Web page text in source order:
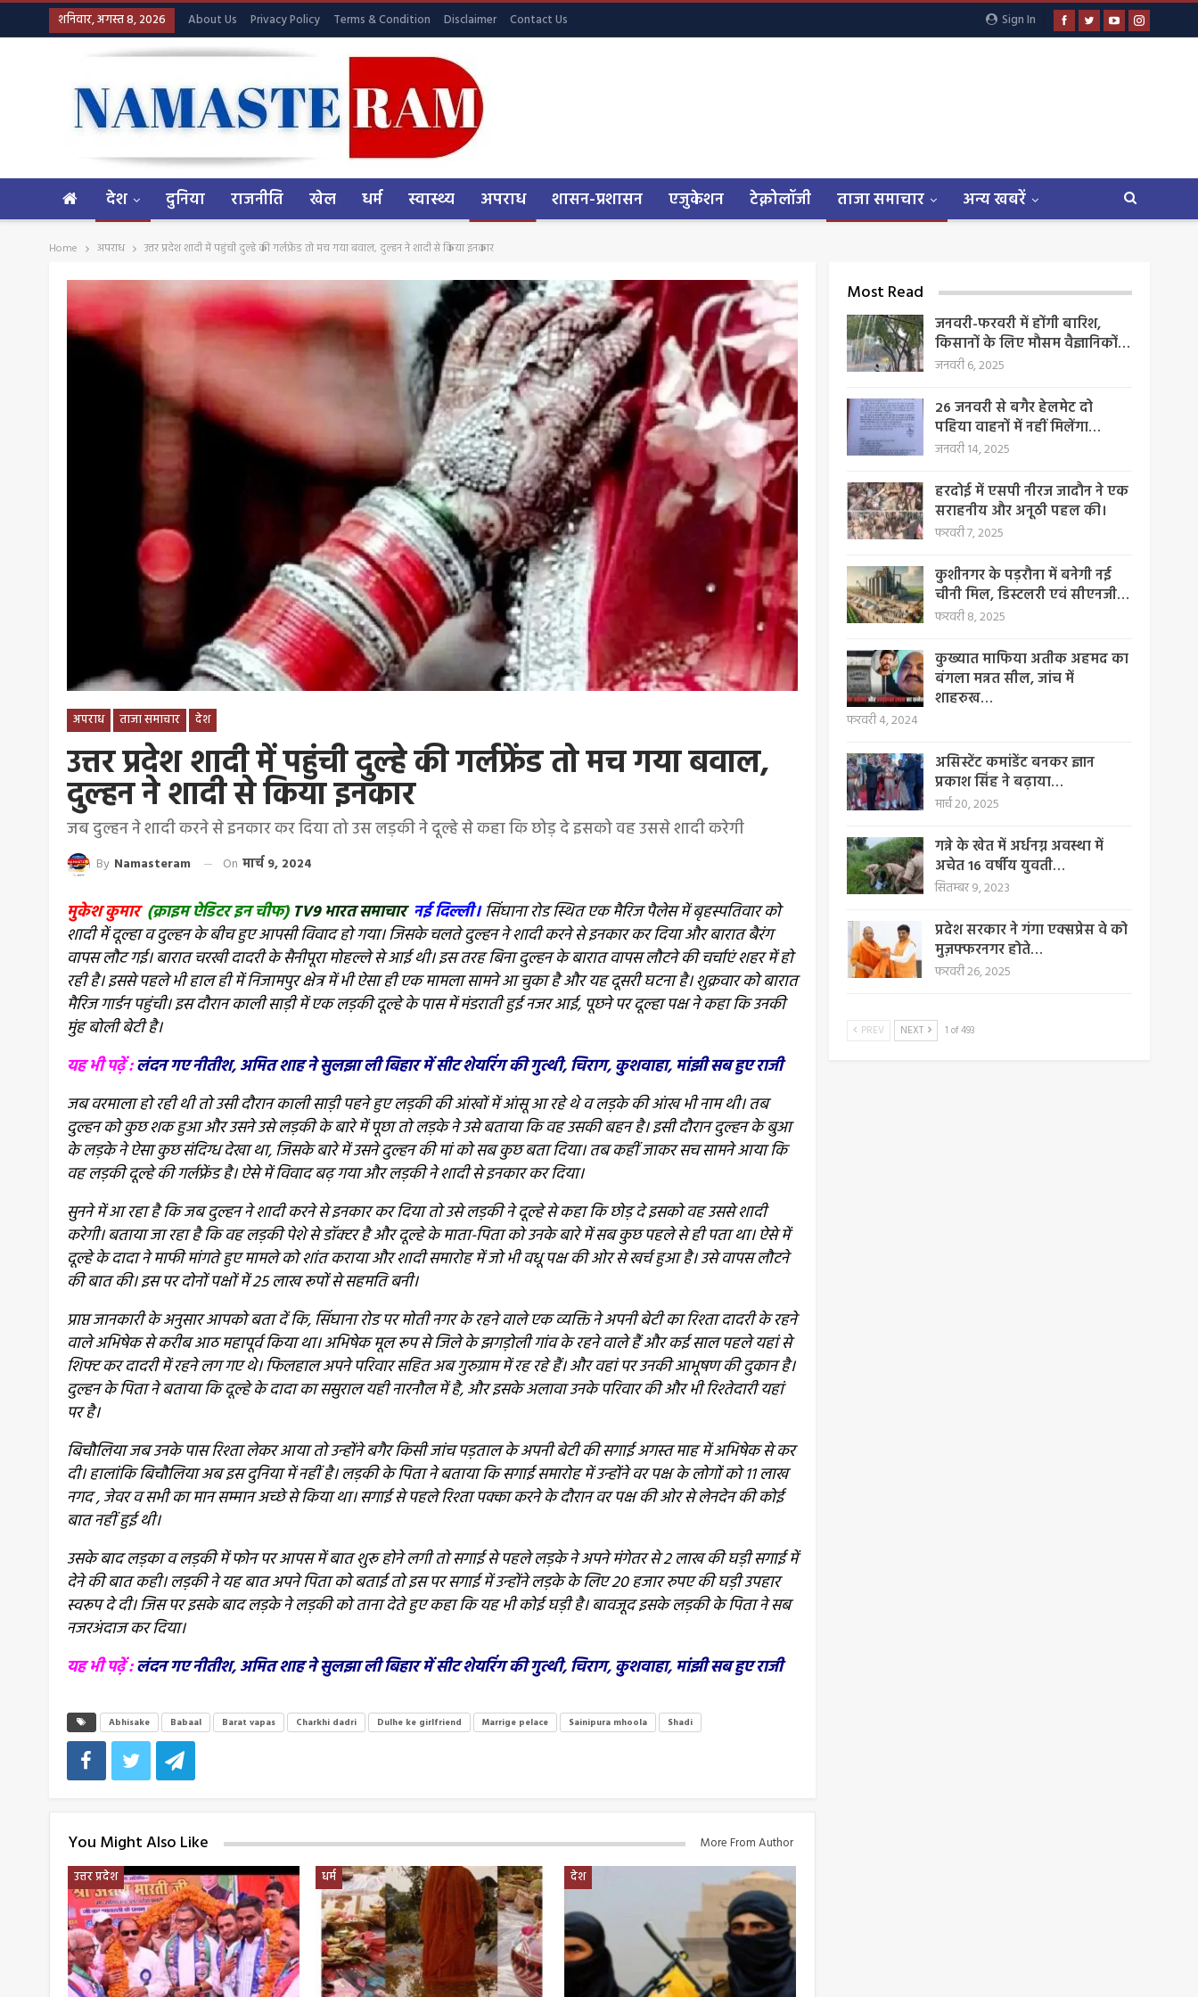
Sign In
शनिवार, अगस्त 8, 2026 About Us Privacy Policy Terms & Condition Disclaimer Contact Us
देश दुनिया राजनीति खेल धर्म स्वास्थ्य अपराध शासन-प्रशासन एजुकेशन टेक्नोलॉजी ताजा समाचार अन्य खबरें
Home अपराध उत्तर प्रदेश शादी में पहुंची दुल्हे की गर्लफ्रेंड तो मच गया बवाल, दुल्हन ने शादी से किया इनकार
अपराध ताजा समाचार देश
उत्तर प्रदेश शादी में पहुंची दुल्हे की गर्लफ्रेंड तो मच गया बवाल,
दुल्हन ने शादी से किया इनकार
जब दुल्हन ने शादी करने से इनकार कर दिया तो उस लड़की ने दूल्हे से कहा कि छोड़ दे इसको वह उससे शादी करेगी
By Namasteram On मार्च 9, 2024
मुकेश कुमार (क्राइम ऐडिटर इन चीफ) TV9 भारत समाचार नई दिल्ली।सिंघाना रोड स्थित एक मैरिज पैलेस में बृहस्पतिवार को
शादी में दूल्हा व दुल्हन के बीच हुए आपसी विवाद हो गया। जिसके चलते दुल्हन ने शादी करने से इनकार कर दिया और बारात बैरंग
वापस लौट गई। बारात चरखी दादरी के सैनीपूरा मोहल्ले से आई थी। इस तरह बिना दुल्हन के बारात वापस लौटने की चर्चाएं शहर में हो
रही है। इससे पहले भी हाल ही में निजामपुर क्षेत्र में भी ऐसा ही एक मामला सामने आ चुका है और यह दूसरी घटना है। शुक्रवार को बारात
मैरिज गार्डन पहुंची। इस दौरान काली साड़ी में एक लड़की दूल्हे के पास में मंडराती हुई नजर आई, पूछने पर दूल्हा पक्ष ने कहा कि उनकी
मुंह बोली बेटी है।
यह भी पढ़ें :लंदन गए नीतीश, अमित शाह ने सुलझा ली बिहार में सीट शेयरिंग की गुत्थी, चिराग, कुशवाहा, मांझी सब हुए राजी
जब वरमाला हो रही थी तो उसी दौरान काली साड़ी पहने हुए लड़की की आंखों में आंसू आ रहे थे व लड़के की आंख भी नाम थी। तब
दुल्हन को कुछ शक हुआ और उसने उसे लड़की के बारे में पूछा तो लड़के ने उसे बताया कि वह उसकी बहन है। इसी दौरान दुल्हन के बुआ
के लड़के ने ऐसा कुछ संदिग्ध देखा था, जिसके बारे में उसने दुल्हन की मां को सब कुछ बता दिया। तब कहीं जाकर सच सामने आया कि
वह लड़की दूल्हे की गर्लफ्रेंड है। ऐसे में विवाद बढ़ गया और लड़की ने शादी से इनकार कर दिया।
सुनने में आ रहा है कि जब दुल्हन ने शादी करने से इनकार कर दिया तो उसे लड़की ने दूल्हे से कहा कि छोड़ दे इसको वह उससे शादी
करेगी। बताया जा रहा है कि वह लड़की पेशे से डॉक्टर है और दूल्हे के माता-पिता को उनके बारे में सब कुछ पहले से ही पता था। ऐसे में
दूल्हे के दादा ने माफी मांगते हुए मामले को शांत कराया और शादी समारोह में जो भी वधू पक्ष की ओर से खर्च हुआ है। उसे वापस लौटने
की बात की। इस पर दोनों पक्षों में 25 लाख रूपों से सहमति बनी।
प्राप्त जानकारी के अनुसार आपको बता दें कि, सिंघाना रोड पर मोती नगर के रहने वाले एक व्यक्ति ने अपनी बेटी का रिश्ता दादरी के रहने
वाले अभिषेक से करीब आठ महापूर्व किया था। अभिषेक मूल रूप से जिले के झगड़ोली गांव के रहने वाले हैं और कई साल पहले यहां से
शिफ्ट कर दादरी में रहने लग गए थे। फिलहाल अपने परिवार सहित अब गुरुग्राम में रह रहे हैं। और वहां पर उनकी आभूषण की दुकान है।
दुल्हन के पिता ने बताया कि दूल्हे के दादा का ससुराल यही नारनौल में है, और इसके अलावा उनके परिवार की और भी रिश्तेदारी यहां
पर है।
बिचौलिया जब उनके पास रिश्ता लेकर आया तो उन्होंने बगैर किसी जांच पड़ताल के अपनी बेटी की सगाई अगस्त माह में अभिषेक से कर
दी। हालांकि बिचौलिया अब इस दुनिया में नहीं है। लड़की के पिता ने बताया कि सगाई समारोह में उन्होंने वर पक्ष के लोगों को 11 लाख
नगद , जेवर व सभी का मान सम्मान अच्छे से किया था। सगाई से पहले रिश्ता पक्का करने के दौरान वर पक्ष की ओर से लेनदेन की कोई
बात नहीं हुई थी।
उसके बाद लड़का व लड़की में फोन पर आपस में बात शुरू होने लगी तो सगाई से पहले लड़के ने अपने मंगेतर से 2 लाख की घड़ी सगाई में
देने की बात कही। लड़की ने यह बात अपने पिता को बताई तो इस पर सगाई में उन्होंने लड़के के लिए 20 हजार रुपए की घड़ी उपहार
स्वरूप दे दी। जिस पर इसके बाद लड़के ने लड़की को ताना देते हुए कहा कि यह भी कोई घड़ी है। बावजूद इसके लड़की के पिता ने सब
नजरअंदाज कर दिया।
यह भी पढ़ें :लंदन गए नीतीश, अमित शाह ने सुलझा ली बिहार में सीट शेयरिंग की गुत्थी, चिराग, कुशवाहा, मांझी सब हुए राजी
Abhisake Babaal Barat vapas Charkhi dadri Dulhe ke girlfriend Marrige pelace Sainipura mhoola Shadi
You Might Also Like
More From Author
उत्तर प्रदेश
धर्म देश
Most Read
जनवरी-फरवरी में होंगी बारिश,
किसानों के लिए मौसम वैज्ञानिकों…
जनवरी 6, 2025
26 जनवरी से बगैर हेलमेट दो
पहिया वाहनों में नहीं मिलेंगा…
जनवरी 14, 2025
हरदोई में एसपी नीरज जादौन ने एक
सराहनीय और अनूठी पहल की।
फरवरी 7, 2025
कुशीनगर के पड़रौना में बनेगी नई
चीनी मिल, डिस्टलरी एवं सीएनजी…
फरवरी 8, 2025
कुख्यात माफिया अतीक अहमद का
बंगला मन्नत सील, जांच में
शाहरुख…
फरवरी 4, 2024
असिस्टेंट कमांडेंट बनकर ज्ञान
प्रकाश सिंह ने बढ़ाया…
मार्च 20, 2025
गन्ने के खेत में अर्धनग्न अवस्था में
अचेत 16 वर्षीय युवती…
सितम्बर 9, 2023
प्रदेश सरकार ने गंगा एक्सप्रेस वे को
मुज़फ्फरनगर होते…
फरवरी 26, 2025
PREV NEXT 1 of 493